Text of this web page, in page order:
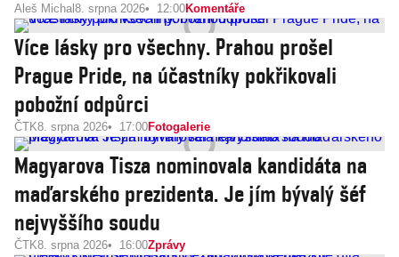
Aleš Michal 8. srpna 2026 12:00Komentáře
Více lásky pro všechny. Prahou prošel
Prague Pride, na účastníky pokřikovali
pobožní odpůrci
ČTK8. srpna 2026 17:00Fotogalerie
Magyarova Tisza nominovala kandidáta na
maďarského prezidenta. Je jím bývalý šéf
nejvyššího soudu
ČTK8. srpna 2026 16:00Zprávy